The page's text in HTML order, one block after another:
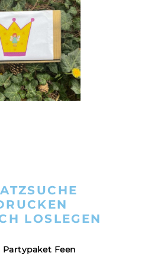
LOSLEGEN
Feen